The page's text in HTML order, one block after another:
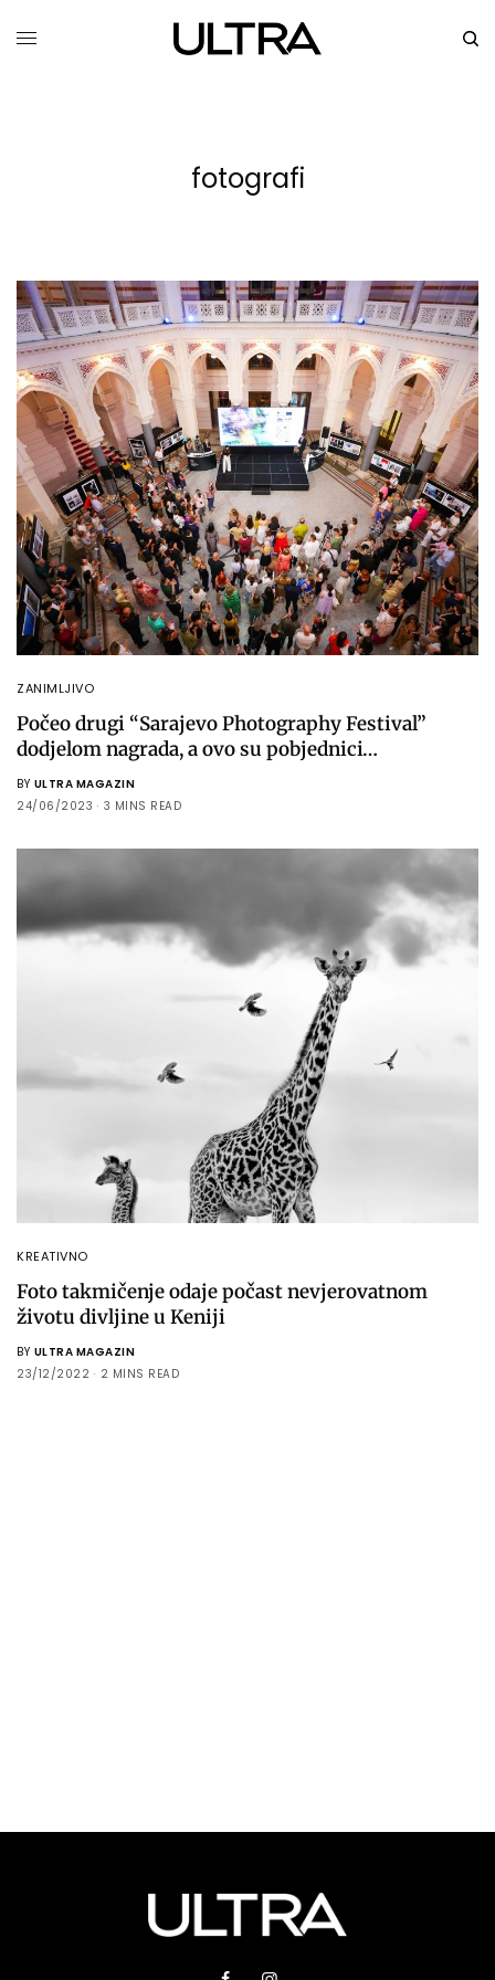
fotografi
ZANIMLJIVO
Počeo drugi “Sarajevo Photography Festival”
dodjelom nagrada, a ovo su pobjednici…
BY ULTRA MAGAZIN
24/06/2023
3 MINS READ
KREATIVNO
Foto takmičenje odaje počast nevjerovatnom
životu divljine u Keniji
BY ULTRA MAGAZIN
23/12/2022
2 MINS READ